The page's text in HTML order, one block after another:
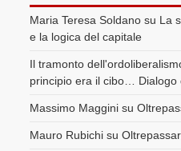
Maria Teresa Soldano su La
e la logica del capitale
Il tramonto
principio era il cibo… Dialogo
Massimo Maggini su
Mauro Rubichi su